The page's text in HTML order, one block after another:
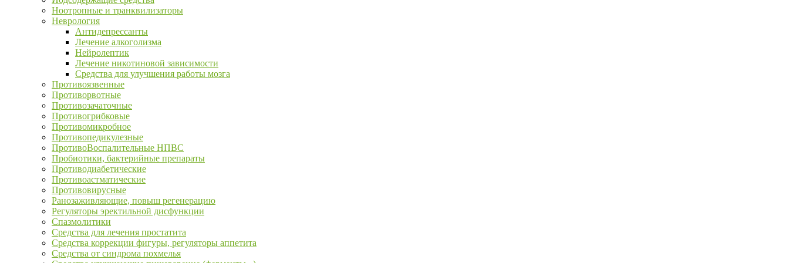
Ноотропные и транквилизаторы
Неврология
Антидепрессанты
Лечение алкоголизма
Нейролептик
Лечение никотиновой зависимости
Средства для улучшения работы мозга
Противоязвенные
Противорвотные
Противозачаточные
Противогрибковые
Противомикробное
Противопедикулезные
ПротивоВоспалительные НПВС
Пробиотики, бактерийные препараты
Противодиабетические
Противоастматические
Противовирусные
Ранозаживляющие, повыш регенерацию
Регуляторы эректильной дисфункции
Спазмолитики
Средства для лечения простатита
Средства коррекции фигуры, регуляторы аппетита
Средства от синдрома похмелья